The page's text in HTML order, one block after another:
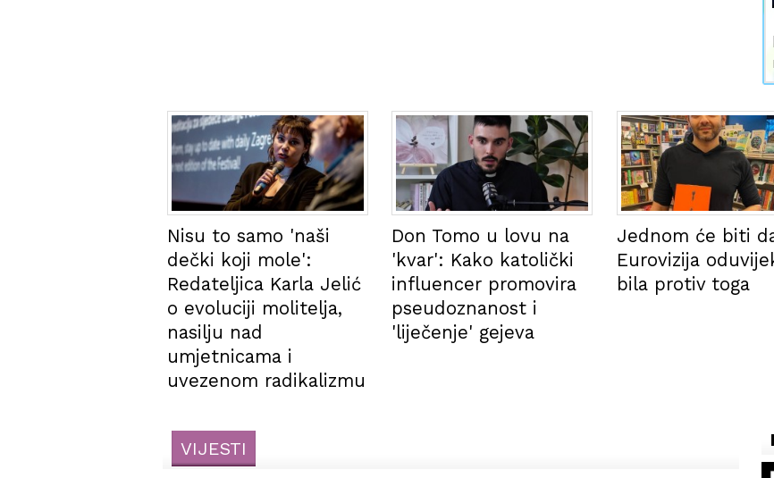
Nisu to samo 'naši
dečki koji mole':
Redateljica Karla Jelić
o evoluciji molitelja,
nasilju nad
umjetnicama i
uvezenom radikalizmu
Don Tomo u lovu na
'kvar': Kako katolički
influencer promovira
pseudoznanost i
'liječenje' gejeva
Jednom će biti
Eurovizija
bila protiv toga
VIJESTI